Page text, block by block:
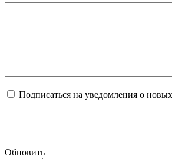
Подписаться на уведомления о
Обновить